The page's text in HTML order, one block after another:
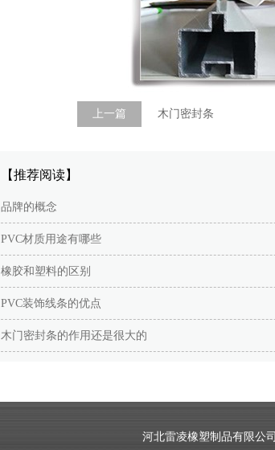
上一篇 木门密封条
【推荐阅读】
品牌的概念
PVC材质用途有哪些
橡胶和塑料的区别
PVC装饰线条的优点
木门密封条的作用还是很大的
河北雷凌橡塑制品有限公司